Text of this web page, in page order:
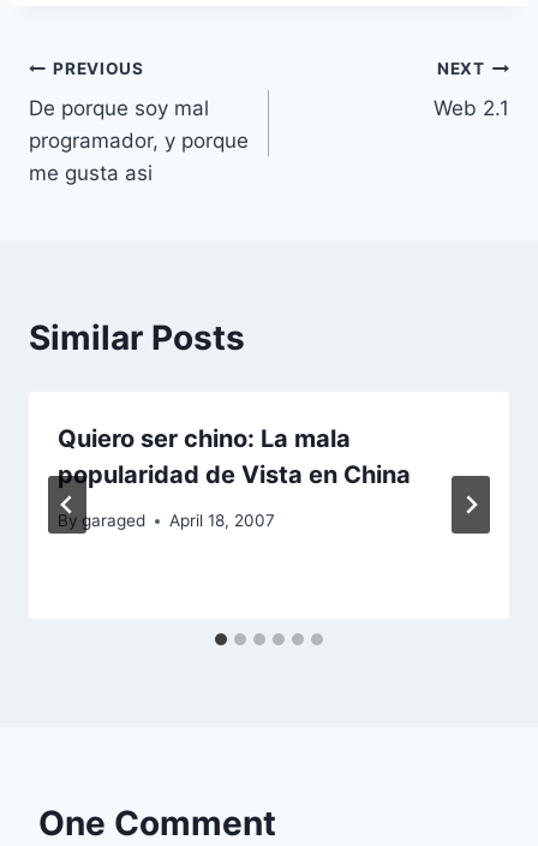
e
b
o
o
o
d
o
n
Post
navigation
PREVIOUS
De porque soy mal
programador, y porque
me gusta asi
NEXT
Web 2.1
Similar Posts
Quiero ser chino: La mala
popularidad de Vista en China
By garaged April 18, 2007
One Comment